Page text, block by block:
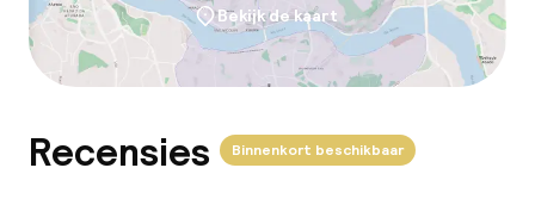
Bekijk de kaart
Recensies Binnenkort beschikbaar